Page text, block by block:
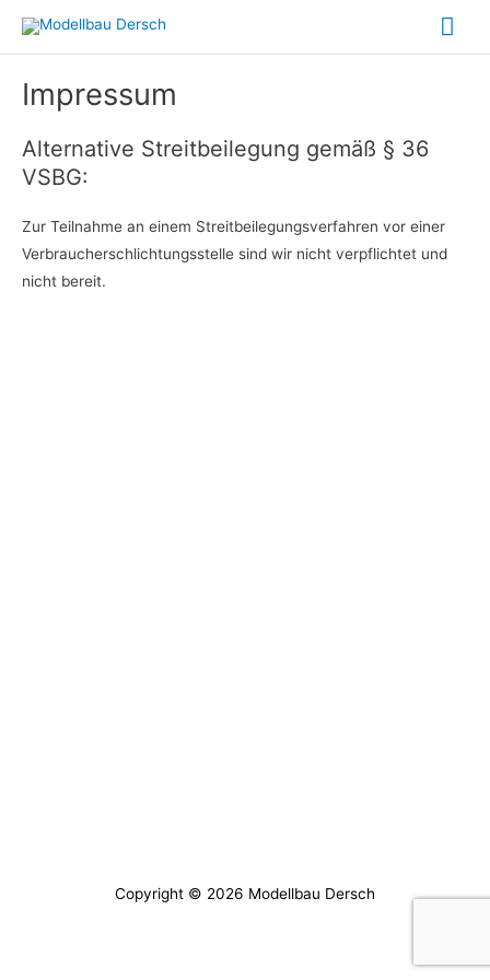
Inhalt
Impressum
Alternative Streitbeilegung gemäß § 36
VSBG:
Zur Teilnahme an einem Streitbeilegungsverfahren vor einer
Verbraucherschlichtungsstelle sind wir nicht verpflichtet und
nicht bereit.
Copyright © 2026 Modellbau Dersch